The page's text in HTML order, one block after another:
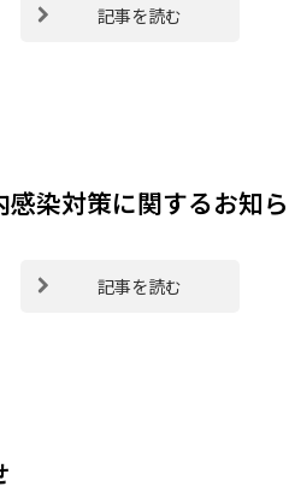
記事を読む
染対策に関するお知
記事を読む